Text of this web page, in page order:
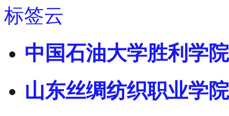
标签云
中国石油大学胜利学院
山东丝绸纺织职业学院